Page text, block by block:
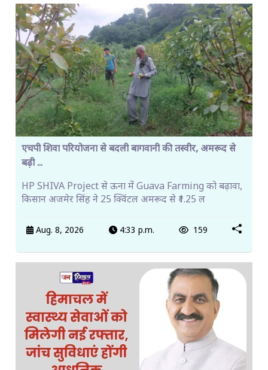
एचपी शिवा परियोजना से बदली बागवानी की तस्वीर, अमरूद से
बढ़ी ...
HP SHIVA Project से ऊना में Guava Farming को बढ़ावा,
किसान अजमेर सिंह ने 25 क्विंटल अमरूद से ₹1.25 ल
Aug. 8, 2026 4:33 p.m. 159